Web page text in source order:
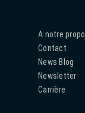
A notre
Contact
News Blog
Newsletter
Carrière